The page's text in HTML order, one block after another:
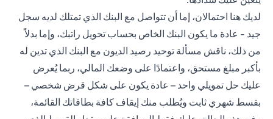
لديك هنا احتمالان، إما أن تتواصل مع البنك الذي تمتلك لديه سجل
جيد - عادة ما يكون البنك الخاص بحساب تحويل راتبك، وإما بدلاً
من ذلك، ناقش مسألة توحيد رصيد الديون مع البنك الذي تدين له
بأكبر مبلغ مستحق، واعتمادًا على وضعك المالي، ربما يُعرض
عليك حل تمويلي واحد – عادة يكون على شكل قرض شخصي –
بقسط شهري ثابت ويُطلب منك إيقاف كافة بطاقاتك القائمة،